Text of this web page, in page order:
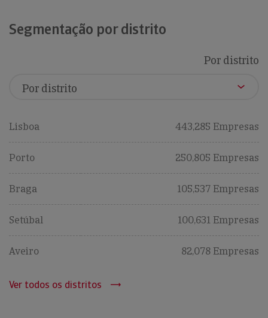
Segmentação por distrito
Por distrito
Lisboa 443,285 Empresas
Porto 250,805 Empresas
Braga 105,537 Empresas
Setúbal 100,631 Empresas
Aveiro 82,078 Empresas
Ver todos os distritos